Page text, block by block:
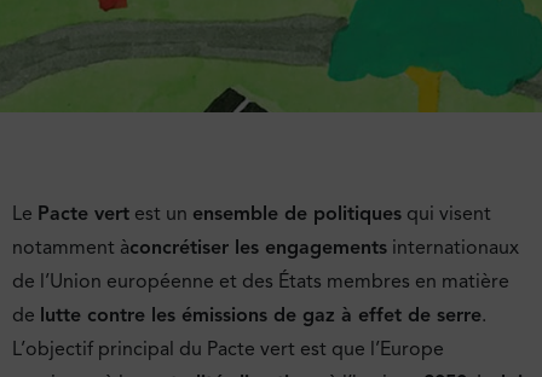
Le Pacte vert est un ensemble de politiques qui visent
notamment àconcrétiser les engagements internationaux
de l’Union européenne et des États membres en matière
de lutte contre les émissions de gaz à effet de serre.
L’objectif principal du Pacte vert est que l’Europe